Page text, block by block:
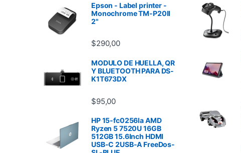
Epson - Label printer -
Monochrome TM-P20II
2"
$290,00
MODULO DE HUELLA, QR
Y BLUETOOTH PARA DS-
K1T673DX
$95,00
HP 15-fc0256la AMD
Ryzen 5 7520U 16GB
512GB 15.6Inch HDMI
USB-C 2USB-A FreeDos-